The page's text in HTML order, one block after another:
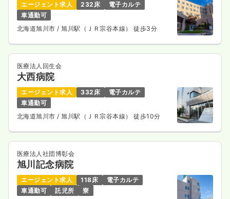
エージェント求人 232床
電子カルテ
車通勤可
北海道旭川市 / 旭川駅（ＪＲ宗谷本線） 徒歩3分
医療法人回生会
大西病院
エージェント求人 332床
電子カルテ
車通勤可
北海道旭川市 / 旭川駅（ＪＲ宗谷本線） 徒歩10分
医療法人社団博彰会
旭川記念病院
エージェント求人 118床
電子カルテ
車通勤可
託児所
寮